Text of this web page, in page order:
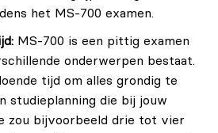
het MS-700 examen.
MS-700 is een pittig examen
onderwerpen bestaat.
tijd om alles grondig te
studieplanning die bij jouw
zou bijvoorbeeld drie tot vier